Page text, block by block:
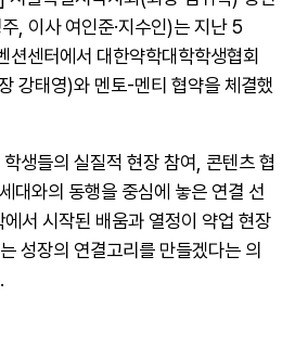
, 이사 여인준·지수인)는 지난 5
션센터에서 대한약학대학학생협회
강태영)와 멘토-멘티 협약을 체결했
생들의 실질적 현장 참여, 콘텐츠 협
대와의 동행을 중심에 놓은 연결 선
서 시작된 배움과 열정이 약업 현장
성장의 연결고리를 만들겠다는 의